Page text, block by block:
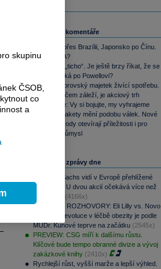
Související komentáře
Od SSSR přes Brazílii, Japonsko po Čínu.
Nebo i USA?
Warshovo „ticho“. Je ještě brzy říkat, že se
trhům stýská po Powellovi?
Yardeni: Obrovský majetek živící spotřebu.
Jediné, na čem záleží, je akciový trh
Perly týdne: Vy si bojujte, my vyhrajeme
Balistické rakety mění podobu válek. Nové
zbrojní závody otevírají příležitosti i pro
obranný průmysl
Nejčtenější zprávy dne
Goldman Sachs vidí v Evropě přehlížené
příležitosti. U dvou akcií očekává více než
(4166x)
PODCAST ROZHOVORY: Eli Lilly vs. Novo
Nordisk. Revoluce v léčbě obezity je podle
MUDr. Kunové teprve na začátku (2545x)
PREVIEW: CSG míří k dalšímu růstu.
Klíčové bude tempo obranné divize a vývoj
zakázkové knihy (2410x)
Rychlejší růst, vyšší marže a lepší výhled.
skupinu
ČSOB,
co
a